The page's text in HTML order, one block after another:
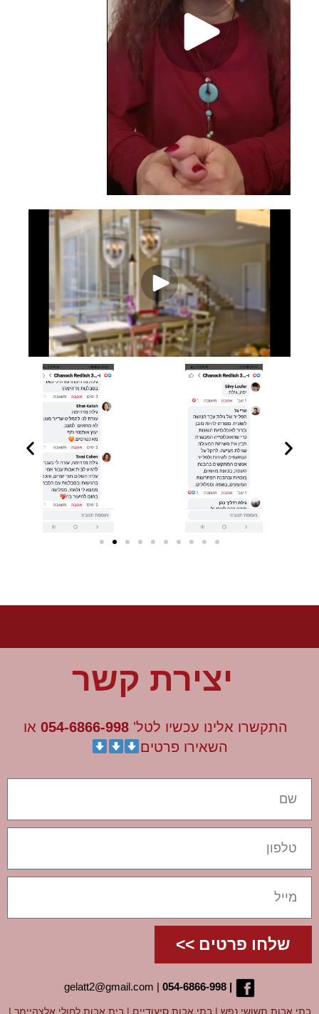
יצירת קשר
התקשרו אלינו עכשיו לטל'054-6866-998 או
השאירו פרטים
שלחו פרטים >>
|
054-6866-998
gelatt2@gmail.com
בתי אבות תשושי נפש | בתי אבות סיעודיים | בית אבות לחולי אלצהיימר |